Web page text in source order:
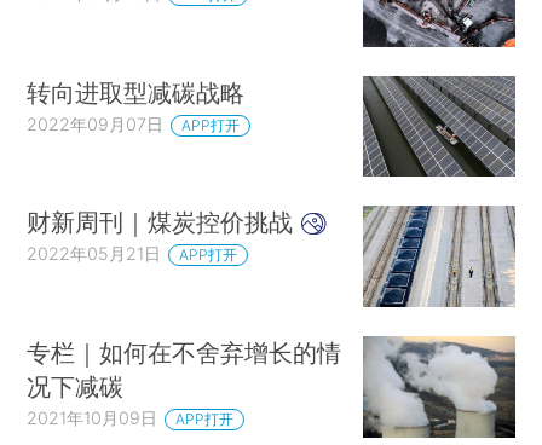
转向进取型减碳战略
2022年09月07日 APP打开
财新周刊｜煤炭控价挑战
2022年05月21日 APP打开
专栏｜如何在不舍弃增长的情
况下减碳
2021年10月09日 APP打开